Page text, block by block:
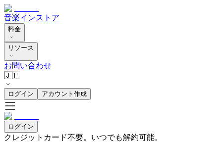
音楽インストア
料金
リソース
お問い合わせ
🇯🇵
ログイン アカウント作成
ログイン
クレジットカード不要。いつでも解約可能。